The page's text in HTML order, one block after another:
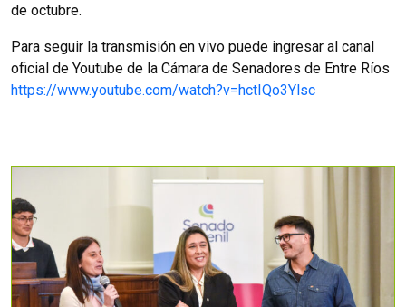
de octubre.
Para seguir la transmisión en vivo puede ingresar al canal
oficial de Youtube de la Cámara de Senadores de Entre Ríos
https://www.youtube.com/watch?v=hctIQo3Ylsc